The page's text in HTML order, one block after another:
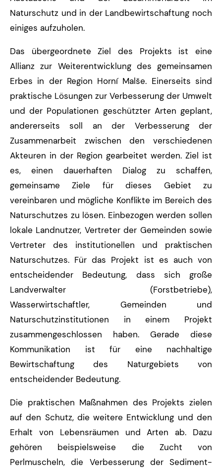
Naturschutz und in der Landbewirtschaftung noch
einiges aufzuholen.
Das übergeordnete Ziel des Projekts ist eine
Allianz zur Weiterentwicklung des gemeinsamen
Erbes in der Region Horní Malše. Einerseits sind
praktische Lösungen zur Verbesserung der Umwelt
und der Populationen geschützter Arten geplant,
andererseits soll an der Verbesserung der
Zusammenarbeit zwischen den verschiedenen
Akteuren in der Region gearbeitet werden. Ziel ist
es, einen dauerhaften Dialog zu schaffen,
gemeinsame Ziele für dieses Gebiet zu
vereinbaren und mögliche Konflikte im Bereich des
Naturschutzes zu lösen. Einbezogen werden sollen
lokale Landnutzer, Vertreter der Gemeinden sowie
Vertreter des institutionellen und praktischen
Naturschutzes. Für das Projekt ist es auch von
entscheidender Bedeutung, dass sich große
Landverwalter (Forstbetriebe),
Wasserwirtschaftler, Gemeinden und
Naturschutzinstitutionen in einem Projekt
zusammengeschlossen haben. Gerade diese
Kommunikation ist für eine nachhaltige
Bewirtschaftung des Naturgebiets von
entscheidender Bedeutung.
Die praktischen Maßnahmen des Projekts zielen
auf den Schutz, die weitere Entwicklung und den
Erhalt von Lebensräumen und Arten ab. Dazu
gehören beispielsweise die Zucht von
Perlmuscheln, die Verbesserung der Sediment-